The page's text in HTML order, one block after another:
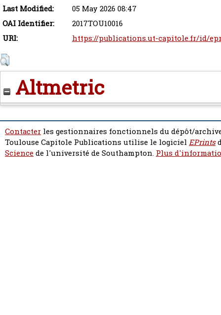
Last Modified:
05 May 2026 08:47
OAI Identifier:
2017TOU10016
URI:
https://publications.ut-capitole.fr/id/
Altmetric
Contacter les gestionnaires fonctionnels du dépôt/
Toulouse Capitole Publications utilise le logiciel EPrints
Sciencede l'université de Southampton. Plus